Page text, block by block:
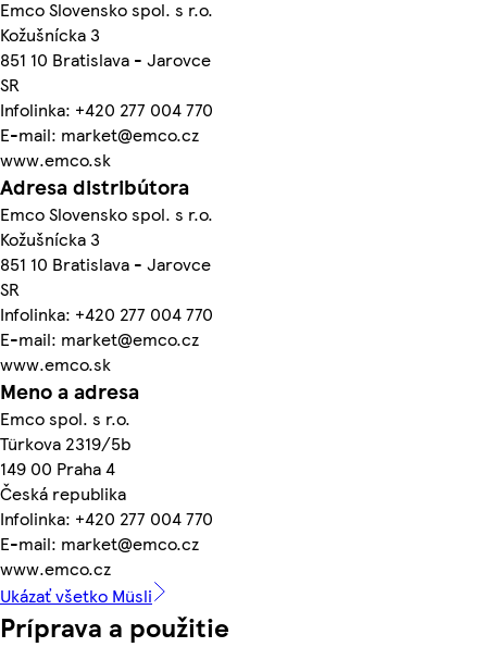
Emco Slovensko spol. s r.o.
Kožušnícka 3
851 10 Bratislava - Jarovce
SR
Infolinka: +420 277 004 770
E-mail: market@emco.cz
www.emco.sk
Adresa distribútora
Emco Slovensko spol. s r.o.
Kožušnícka 3
851 10 Bratislava - Jarovce
SR
Infolinka: +420 277 004 770
E-mail: market@emco.cz
www.emco.sk
Meno a adresa
Emco spol. s r.o.
Türkova 2319/5b
149 00 Praha 4
Česká republika
Infolinka: +420 277 004 770
E-mail: market@emco.cz
www.emco.cz
Ukázať všetko Müsli
Príprava a použitie